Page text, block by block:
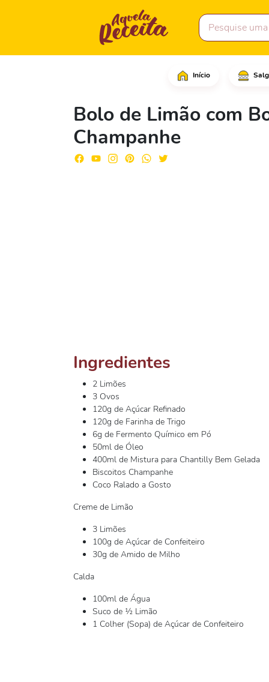
Início
Bolo de Limão com
Champanhe
Comece raspando a
Ingredientes
2 Limões
3 Ovos
120g de Açúcar Refinado
120g de Farinha de Trigo
6g de Fermento Químico em Pó
50ml de Óleo
400ml de Mistura para Chantilly Bem Gelada
Biscoitos Champanhe
Coco Ralado a Gosto
Creme de Limão
3 Limões
100g de Açúcar de Confeiteiro
30g de Amido de Milho
Calda
100ml de Água
Suco de ½ Limão
1 Colher (Sopa) de Açúcar de Confeiteiro